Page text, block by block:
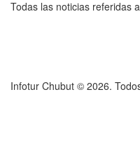
Todas las noticias referidas
Infotur Chubut © 2026.